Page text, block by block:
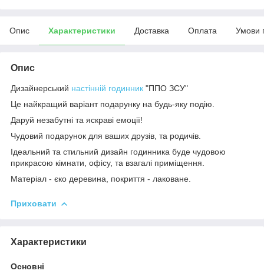
Опис Характеристики Доставка Оплата Умови
Опис
Дизайнерський настінній годинник "ППО ЗСУ"
Це найкращий варіант подарунку на будь-яку подію.
Даруй незабутні та яскраві емоції!
Чудовий подарунок для ваших друзів, та родичів.
Ідеальний та стильний дизайн годинника буде чудовою
прикрасою кімнати, офісу, та взагалі приміщення.
Матеріал - єко деревина, покриття - лаковане.
Приховати
Характеристики
Основні